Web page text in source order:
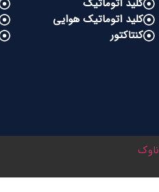
کلید اتوماتیک
کلید اتوماتیک هوایی
کنتاکتور
ناوک